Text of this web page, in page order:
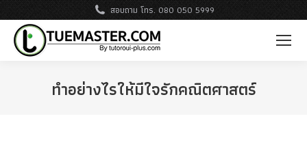
สอบถาม โทร. 080 050 5999
ทำอย่างไรให้มีใจรักคณิตศาสตร์